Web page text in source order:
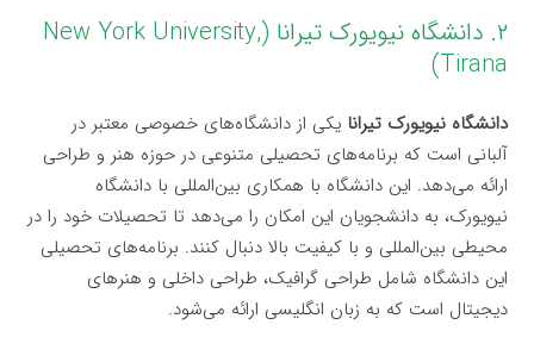
۲. دانشگاه نیویورک تیرانا (New York University,
Tirana)
دانشگاه نیویورک تیرانا یکی از دانشگاه‌های خصوصی معتبر در
آلبانی است که برنامه‌های تحصیلی متنوعی در حوزه هنر و طراحی
ارائه می‌دهد. این دانشگاه با همکاری بین‌المللی با دانشگاه
نیویورک، به دانشجویان این امکان را می‌دهد تا تحصیلات خود را در
محیطی بین‌المللی و با کیفیت بالا دنبال کنند. برنامه‌های تحصیلی
این دانشگاه شامل طراحی گرافیک، طراحی داخلی و هنرهای
دیجیتال است که به زبان انگلیسی ارائه می‌شود.